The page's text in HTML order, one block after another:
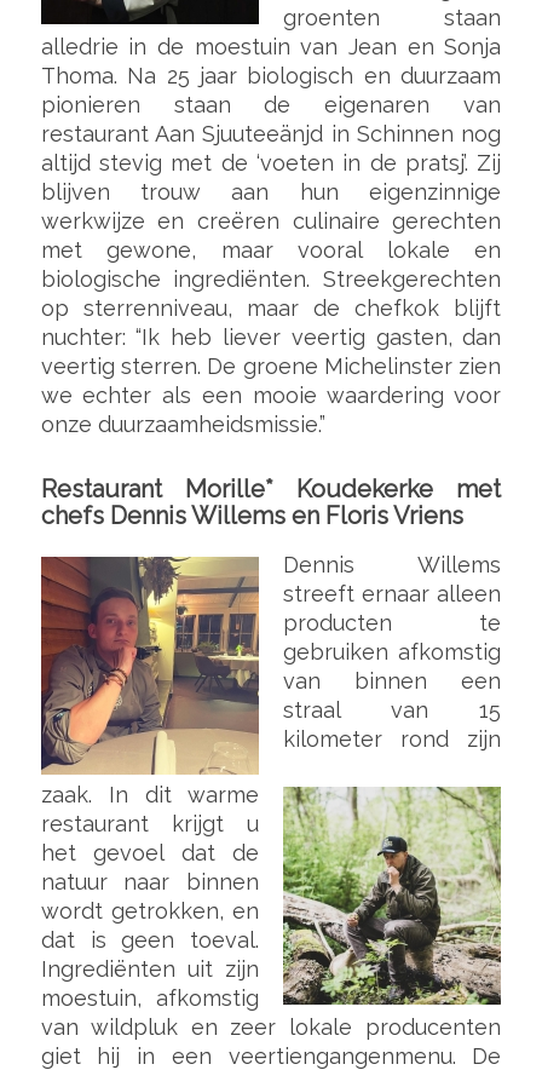
groenten staan
alledrie in de moestuin van Jean en Sonja
Thoma. Na 25 jaar biologisch en duurzaam
pionieren staan de eigenaren van
restaurant Aan Sjuuteeänjd in Schinnen nog
altijd stevig met de ‘voeten in de pratsj’. Zij
blijven trouw aan hun eigenzinnige
werkwijze en creëren culinaire gerechten
met gewone, maar vooral lokale en
biologische ingrediënten. Streekgerechten
op sterrenniveau, maar de chefkok blijft
nuchter: “Ik heb liever veertig gasten, dan
veertig sterren. De groene Michelinster zien
we echter als een mooie waardering voor
onze duurzaamheidsmissie.”
Restaurant Morille* Koudekerke met
chefs Dennis Willems en Floris Vriens
Dennis Willems
streeft ernaar alleen
producten te
gebruiken afkomstig
van binnen een
straal van 15
kilometer rond zijn
zaak. In dit warme
restaurant krijgt u
het gevoel dat de
natuur naar binnen
wordt getrokken, en
dat is geen toeval.
Ingrediënten uit zijn
moestuin, afkomstig
van wildpluk en zeer lokale producenten
giet hij in een veertiengangenmenu. De